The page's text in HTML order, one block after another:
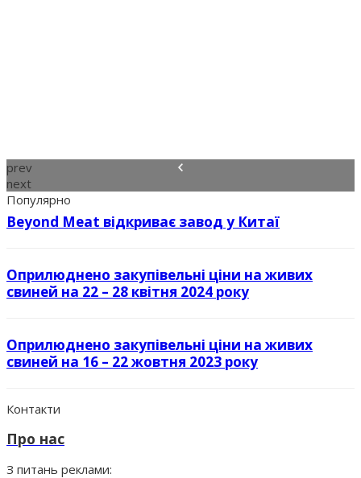
prev
next
Популярно
Beyond Meat відкриває завод у Китаї
Оприлюднено закупівельні ціни на живих
свиней на 22 – 28 квітня 2024 року
Оприлюднено закупівельні ціни на живих
свиней на 16 – 22 жовтня 2023 року
Контакти
Про нас
З питань реклами: